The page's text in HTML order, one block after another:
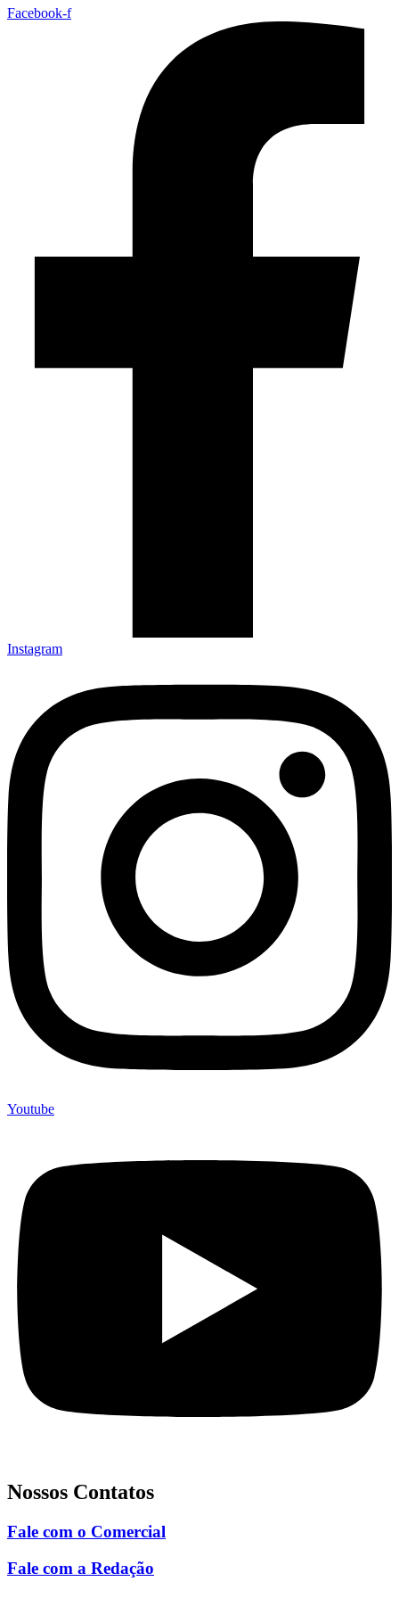
Facebook-f
Instagram
Youtube
Nossos Contatos
Fale com o Comercial
Fale com a Redação